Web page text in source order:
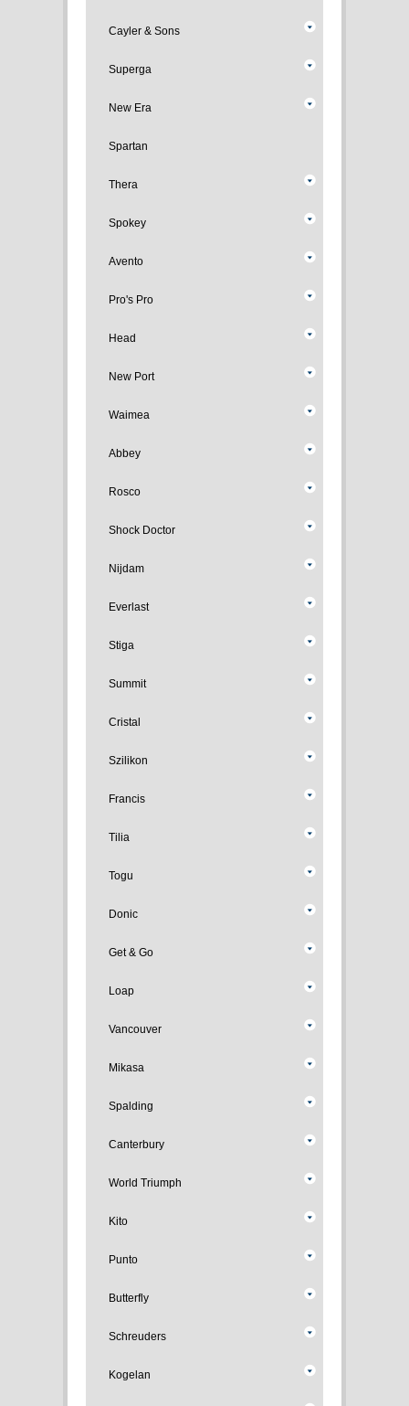
Cayler & Sons
Superga
New Era
Spartan
Thera
Spokey
Avento
Pro's Pro
Head
New Port
Waimea
Abbey
Rosco
Shock Doctor
Nijdam
Everlast
Stiga
Summit
Cristal
Szilikon
Francis
Tilia
Togu
Donic
Get & Go
Loap
Vancouver
Mikasa
Spalding
Canterbury
World Triumph
Kito
Punto
Butterfly
Schreuders
Kogelan